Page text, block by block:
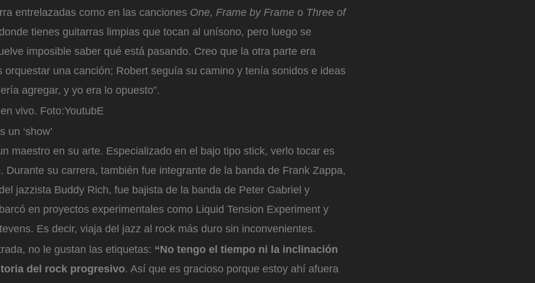
entrelazadas como en las canciones One, Frame by Frame o Three of
donde tienes guitarras limpias que tocan al unísono, pero luego se
imposible saber qué está pasando. Creo que la otra parte era
orquestar una canción; Robert seguía su camino y tenía sonidos e ideas
agregar, y yo era lo opuesto”.
vivo. Foto:YoutubE
un ‘show’
maestro en su arte. Especializado en el bajo tipo stick, verlo tocar es
Durante su carrera, también fue integrante de la banda de Frank Zappa,
jazzista Buddy Rich, fue bajista de la banda de Peter Gabriel y
en proyectos experimentales como Liquid Tension Experiment y
Es decir, viaja del jazz al rock más duro sin inconvenientes.
no le gustan las etiquetas: “No tengo el tiempo ni la inclinación
del rock progresivo. Así que es gracioso porque estoy ahí afuera